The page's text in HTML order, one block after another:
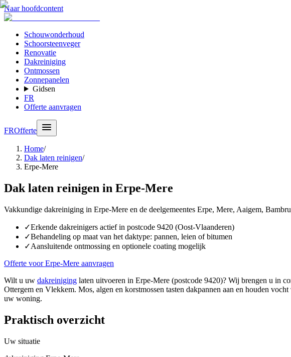
Naar hoofdcontent
Schouwonderhoud
Schoorsteenveger
Renovatie
Dakreiniging
Ontmossen
Zonnepanelen
Gidsen
FR
Offerte aanvragen
FROfferte
Home/
Dak laten reinigen/
Erpe-Mere
Dak laten reinigen in Erpe-Mere
Vakkundige dakreiniging in Erpe-Mere en de deelgemeentes Erpe, Mere, Aaigem,
✓Erkende dakreinigers actief in postcode 9420 (Oost-Vlaanderen)
✓Behandeling op maat van het daktype: pannen, leien of bitumen
✓Aansluitende ontmossing en optionele coating mogelijk
Offerte voor Erpe-Mere aanvragen
Wilt u uw dakreiniging laten uitvoeren in Erpe-Mere (postcode 9420)? Wij brengen u in
Ottergem en Vlekkem. Mos, algen en korstmossen tasten dakpannen aan en houden
uw woning.
Praktisch overzicht
Uw situatie